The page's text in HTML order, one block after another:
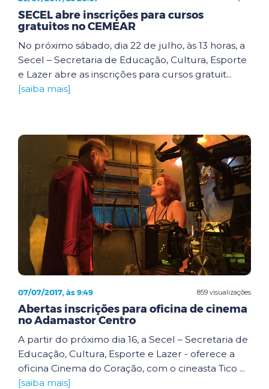
SECEL abre inscrições para cursos
gratuitos no CEMEAR
No próximo sábado, dia 22 de julho, às 13 horas, a
Secel – Secretaria de Educação, Cultura, Esporte
e Lazer abre as inscrições para cursos gratuit...
[saiba mais]
859 visualizações
07/07/2017, às 9:49
Abertas inscrições para oficina de cinema
no Adamastor Centro
A partir do próximo dia 16, a Secel – Secretaria de
Educação, Cultura, Esporte e Lazer - oferece a
oficina Cinema do Coração, com o cineasta Tico ...
[saiba mais]